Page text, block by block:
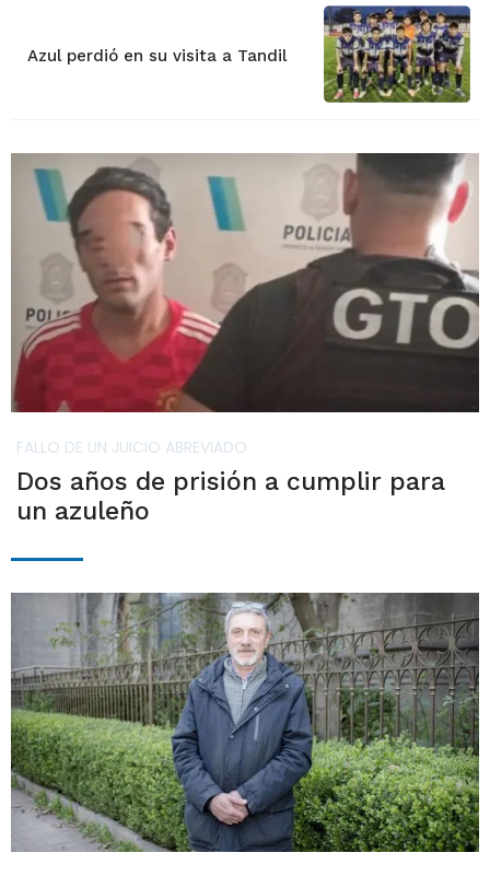
Azul perdió en su visita a Tandil
FALLO DE UN JUICIO ABREVIADO
Dos años de prisión a cumplir para
un azuleño